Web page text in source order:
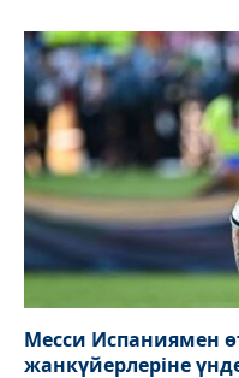
Месси Испаниямен
жанкүйерлеріне